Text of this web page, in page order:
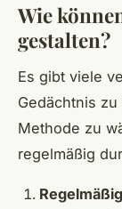
Wie
gestalten?
Es gibt viele
Gedächtnis
Methode zu
regelmäßig